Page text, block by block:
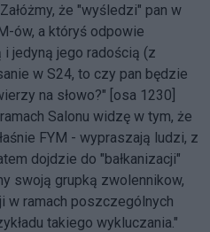
że "wyśledzi" pan w
ów, a któryś odpowie
jedyną jego radością (z
w S24, to czy pan będzie
na słowo?" [osa 1230]
Salonu widzę w tym, że
FYM - wypraszają ludzi, z
dojdzie do "bałkanizacji"
swoją grupką zwolennikow,
w ramach poszczególnych
takiego wykluczania."